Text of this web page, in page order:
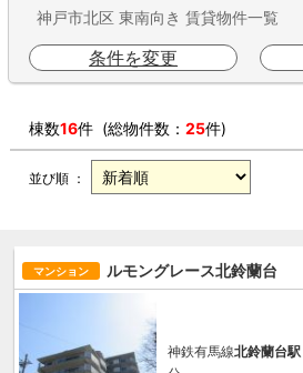
神戸市北区 東南向き 賃貸物件一覧
条件を変更
棟数16件 (総物件数：25件)
並び順 ：
マンション ルモングレース北鈴蘭台
神鉄有馬線北鈴蘭台駅